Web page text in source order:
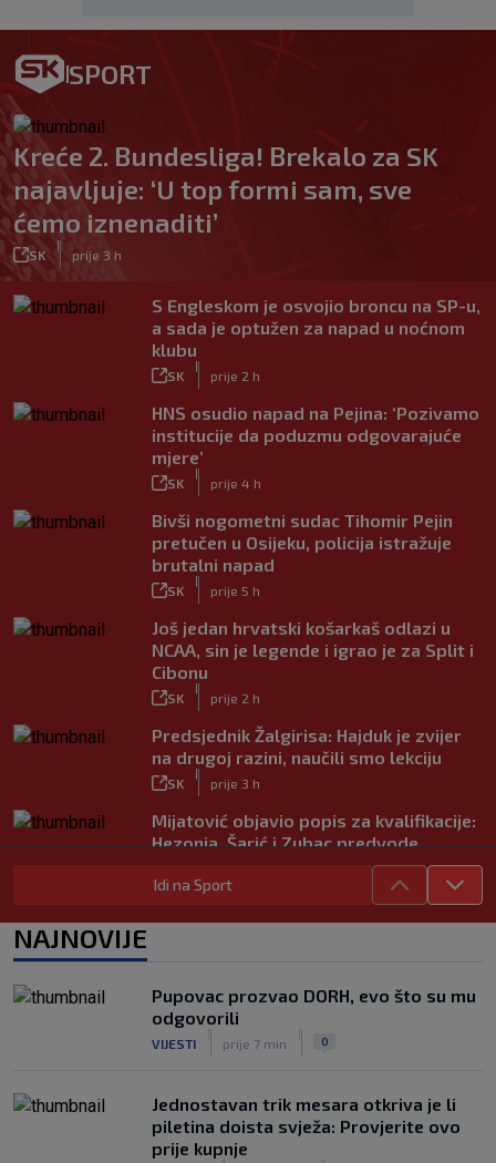
SPORT
Kreće 2. Bundesliga! Brekalo za SK
najavljuje: ‘U top formi sam, sve
ćemo iznenaditi’
SK prije 3 h
S Engleskom je osvojio broncu na SP-u,
a sada je optužen za napad u noćnom
klubu
SK prije 2 h
HNS osudio napad na Pejina: ‘Pozivamo
institucije da poduzmu odgovarajuće
mjere’
SK prije 4 h
Bivši nogometni sudac Tihomir Pejin
pretučen u Osijeku, policija istražuje
brutalni napad
SK prije 5 h
Još jedan hrvatski košarkaš odlazi u
NCAA, sin je legende i igrao je za Split i
Cibonu
SK prije 2 h
Predsjednik Žalgirisa: Hajduk je zvijer
na drugoj razini, naučili smo lekciju
SK prije 3 h
Mijatović objavio popis za kvalifikacije:
Hezonja, Šarić i Zubac predvode
SK
|
prije 4 h
Benfica ponovno želi Šutala?
SK prije 6 h
Znate li kad je Hajduk u Europi zadnji
put dao pet golova? Igrali su Vlašić i
SK prije 8 h
Idi na Sport
NAJNOVIJE
Pupovac prozvao DORH, evo što su mu
odgovorili
VIJESTI prije 7 min 0
Jednostavan trik mesara otkriva je li
piletina doista svježa: Provjerite ovo
prije kupnje